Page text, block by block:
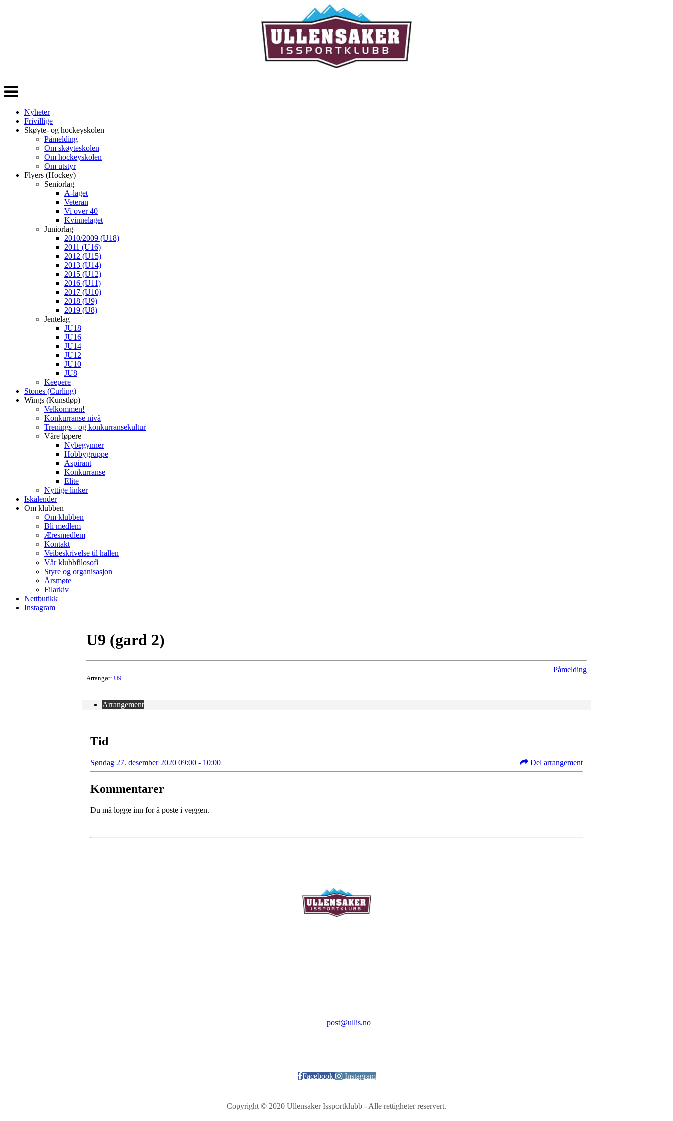
Veksle
navigasjon
Nyheter
Frivillige
Skøyte- og hockeyskolen
Påmelding
Om skøyteskolen
Om hockeyskolen
Om utstyr
Flyers (Hockey)
Seniorlag
A-laget
Veteran
Vi over 40
Kvinnelaget
Juniorlag
2010/2009 (U18)
2011 (U16)
2012 (U15)
2013 (U14)
2015 (U12)
2016 (U11)
2017 (U10)
2018 (U9)
2019 (U8)
Jentelag
JU18
JU16
JU14
JU12
JU10
JU8
Keepere
Stones (Curling)
Wings (Kunstløp)
Velkommen!
Konkurranse nivå
Trenings - og konkurransekultur
Våre løpere
Nybegynner
Hobbygruppe
Aspirant
Konkurranse
Elite
Nyttige linker
Iskalender
Om klubben
Om klubben
Bli medlem
Æresmedlem
Kontakt
Veibeskrivelse til hallen
Vår klubbfilosofi
Styre og organisasjon
Årsmøte
Filarkiv
Nettbutikk
Instagram
U9 (gard 2)
Arrangør: U9
Påmelding
Arrangement
Tid
Søndag 27. desember 2020 09:00 - 10:00 Del arrangement
Kommentarer
Du må logge inn for å poste i veggen.
post@ullis.no
Facebook Instagram
Copyright © 2020 Ullensaker Issportklubb - Alle rettigheter reservert.